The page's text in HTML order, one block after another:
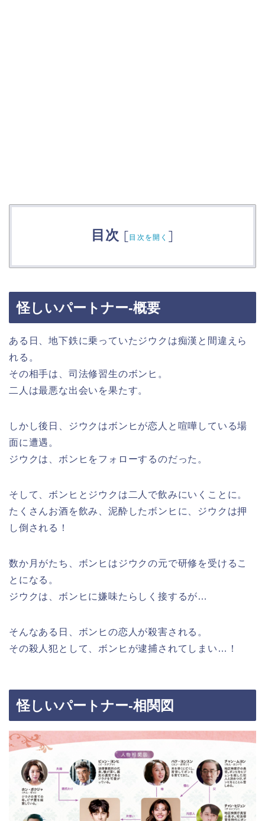
目次 [目次を開く ]
怪しいパートナー-概要
ある日、地下鉄に乗っていたジウクは痴漢と間違えら
れる。
その相手は、司法修習生のボンヒ。
二人は最悪な出会いを果たす。
しかし後日、ジウクはボンヒが恋人と喧嘩している場
面に遭遇。
ジウクは、ボンヒをフォローするのだった。
そして、ボンヒとジウクは二人で飲みにいくことに。
たくさんお酒を飲み、泥酔したボンヒに、ジウクは押
し倒される！
数か月がたち、ボンヒはジウクの元で研修を受けるこ
とになる。
ジウクは、ボンヒに嫌味たらしく接するが…
そんなある日、ボンヒの恋人が殺害される。
その殺人犯として、ボンヒが逮捕されてしまい…！
怪しいパートナー-相関図